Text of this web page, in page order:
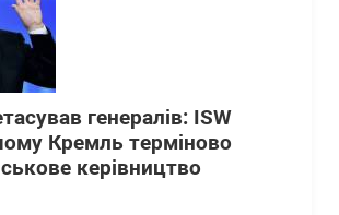
генералів: ISW
Кремль терміново
керівництво